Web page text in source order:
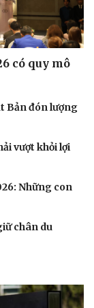
có quy mô
Bản đón lượng
vượt khỏi lợi
Những con
chân du